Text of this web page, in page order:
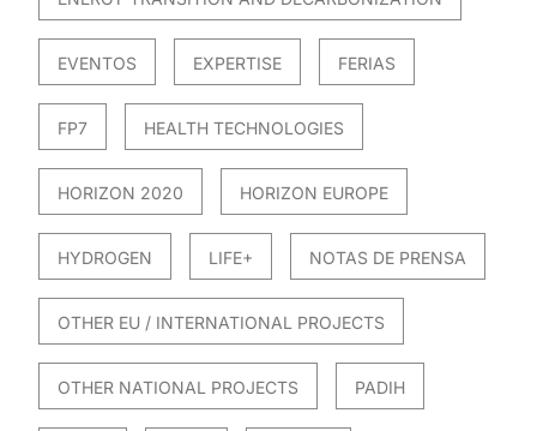
EVENTOS EXPERTISE FERIAS
FP7 HEALTH TECHNOLOGIES
HORIZON 2020 HORIZON EUROPE
HYDROGEN LIFE+ NOTAS DE PRENSA
OTHER EU / INTERNATIONAL PROJECTS
OTHER NATIONAL PROJECTS PADIH